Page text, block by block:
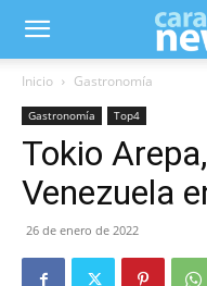
Inicio Gastronomía
Gastronomía Top4
Tokio
Venezuela
26 de enero de 2022